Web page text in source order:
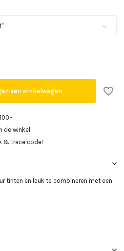
aan winkelwagen
de winkel
& trace code!
tinten en leuk te combineren met een